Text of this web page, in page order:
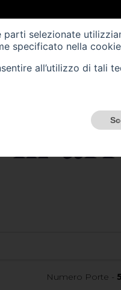
Numero Porte - 5
parti selezionate
specificato nella
all’utilizzo di tali